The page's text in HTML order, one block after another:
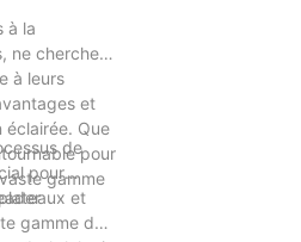
à la
ne cherchez
à leurs
et
éclairée. Que
pour
gamme
de
pour
et
gamme de